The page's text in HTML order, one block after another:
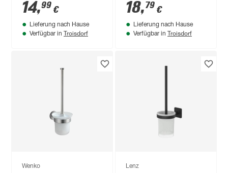
x 10,8 x 39,6 cm
14,99 €
Lieferung nach Hause
Verfügbar in Troisdorf
verchromt
18,79 €
Lieferung nach Hause
Verfügbar in Troisdorf
Wenko Lenz